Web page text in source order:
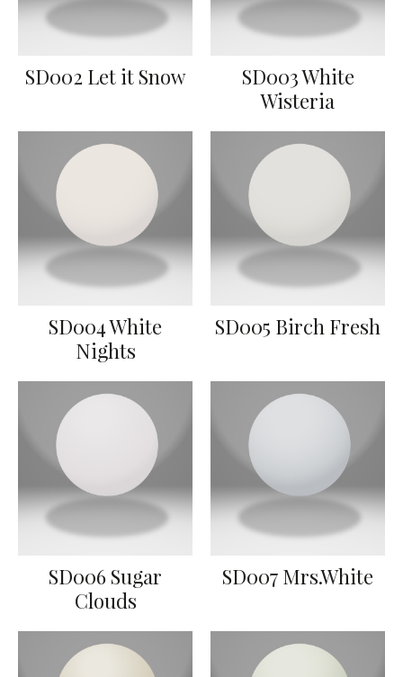
SD002 Let it Snow
SD003 White
Wisteria
SD004 White
Nights
SD005 Birch Fresh
SD006 Sugar
Clouds
SD007 Mrs.White